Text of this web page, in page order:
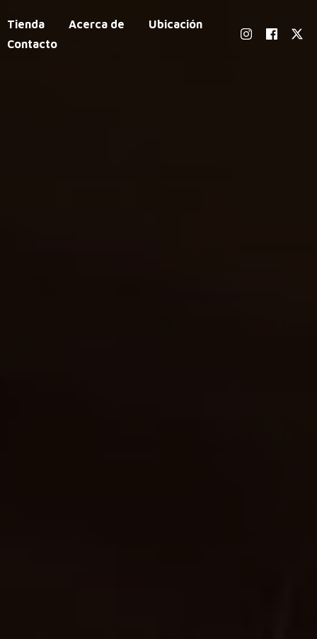
Tienda Acerca de
Ubicación
Contacto